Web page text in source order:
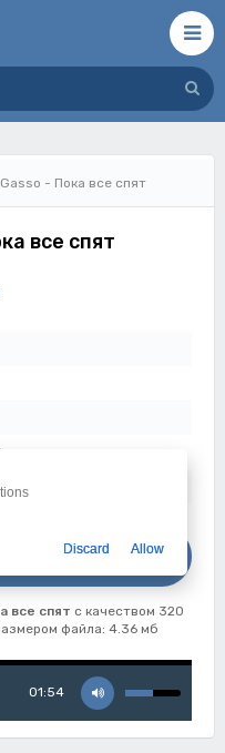
- Пока все спят
все спят
все спят с качеством 320
файла: 4.36 мб
01:54
Discard Allow